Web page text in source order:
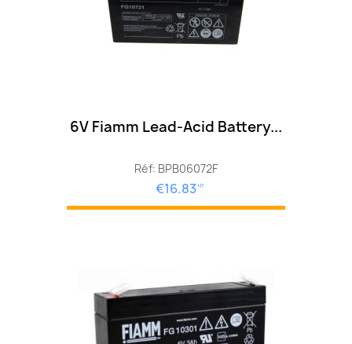
6V Fiamm Lead-Acid Battery...
Réf: BPB06072F
€16.83 HT